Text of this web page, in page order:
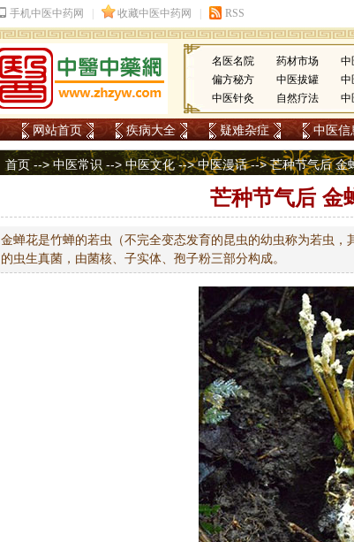
名医名院 药材市场 中
偏方秘方
中医拔罐 中
中医针灸
自然疗法 中
网站首页 疾病大全 疑难杂症 中医信
首页 -->中医常识 -->中医文化-->中医漫话--> 芒种节气后 金
芒种节气后 金
金蝉花是竹蝉的若虫（不完全变态发育的昆虫的幼虫称为若虫
的虫生真菌，由菌核、子实体、孢子粉三部分构成。